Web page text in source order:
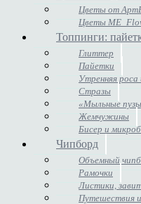
Цветы от
Цветы
Топпинги:
Глиттер
Пайетки
Утренняя
Стразы
«Мыльные
Жемчужины
Бисер и
Чипборд
Объемный
Рамочки
Листики,
Путешествия